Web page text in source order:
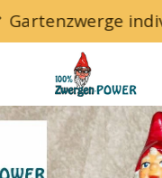
Gartenzwerge